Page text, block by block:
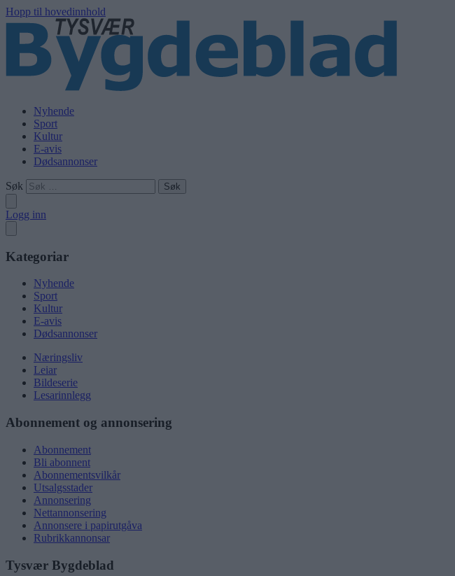
Hopp til hovedinnhold
Nyhende
Sport
Kultur
E-avis
Dødsannonser
Søk
Logg inn
Kategoriar
Nyhende
Sport
Kultur
E-avis
Dødsannonser
Næringsliv
Leiar
Bildeserie
Lesarinnlegg
Abonnement og annonsering
Abonnement
Bli abonnent
Abonnementsvilkår
Utsalgsstader
Annonsering
Nettannonsering
Annonsere i papirutgåva
Rubrikkannonsar
Tysvær Bygdeblad